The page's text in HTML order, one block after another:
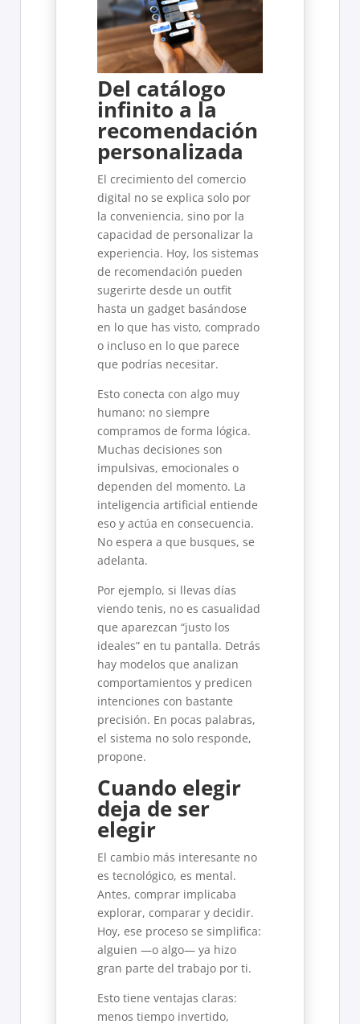
Del catálogo
infinito a la
recomendación
personalizada
El crecimiento del comercio
digital no se explica solo por
la conveniencia, sino por la
capacidad de personalizar la
experiencia. Hoy, los sistemas
de recomendación pueden
sugerirte desde un outfit
hasta un gadget basándose
en lo que has visto, comprado
o incluso en lo que parece
que podrías necesitar.
Esto conecta con algo muy
humano: no siempre
compramos de forma lógica.
Muchas decisiones son
impulsivas, emocionales o
dependen del momento. La
inteligencia artificial entiende
eso y actúa en consecuencia.
No espera a que busques, se
adelanta.
Por ejemplo, si llevas días
viendo tenis, no es casualidad
que aparezcan “justo los
ideales” en tu pantalla. Detrás
hay modelos que analizan
comportamientos y predicen
intenciones con bastante
precisión. En pocas palabras,
el sistema no solo responde,
propone.
Cuando elegir
deja de ser
elegir
El cambio más interesante no
es tecnológico, es mental.
Antes, comprar implicaba
explorar, comparar y decidir.
Hoy, ese proceso se simplifica:
alguien —o algo— ya hizo
gran parte del trabajo por ti.
Esto tiene ventajas claras:
menos tiempo invertido,